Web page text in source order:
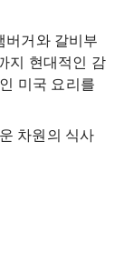
거와 갈비부
지 현대적인 감
미국 요리를
차원의 식사